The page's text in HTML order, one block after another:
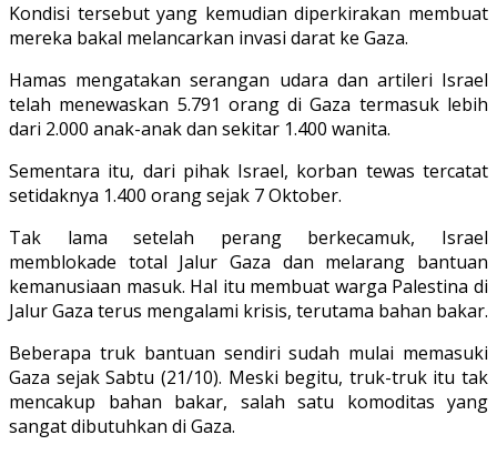
Kondisi tersebut yang kemudian diperkirakan membuat
mereka bakal melancarkan invasi darat ke Gaza.
Hamas mengatakan serangan udara dan artileri Israel
telah menewaskan 5.791 orang di Gaza termasuk lebih
dari 2.000 anak-anak dan sekitar 1.400 wanita.
Sementara itu, dari pihak Israel, korban tewas tercatat
setidaknya 1.400 orang sejak 7 Oktober.
Tak lama setelah perang berkecamuk, Israel
memblokade total Jalur Gaza dan melarang bantuan
kemanusiaan masuk. Hal itu membuat warga Palestina di
Jalur Gaza terus mengalami krisis, terutama bahan bakar.
Beberapa truk bantuan sendiri sudah mulai memasuki
Gaza sejak Sabtu (21/10). Meski begitu, truk-truk itu tak
mencakup bahan bakar, salah satu komoditas yang
sangat dibutuhkan di Gaza.